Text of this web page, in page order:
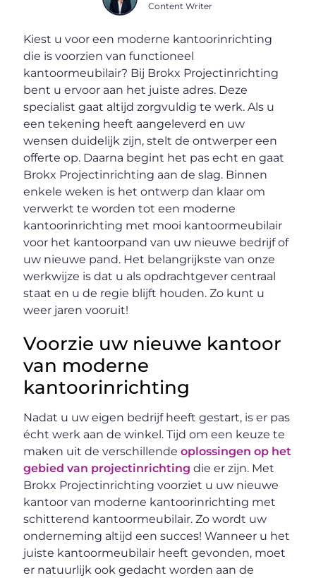
Content Writer
Kiest u voor een moderne kantoorinrichting
die is voorzien van functioneel
kantoormeubilair? Bij Brokx Projectinrichting
bent u ervoor aan het juiste adres. Deze
specialist gaat altijd zorgvuldig te werk. Als u
een tekening heeft aangeleverd en uw
wensen duidelijk zijn, stelt de ontwerper een
offerte op. Daarna begint het pas echt en gaat
Brokx Projectinrichting aan de slag. Binnen
enkele weken is het ontwerp dan klaar om
verwerkt te worden tot een moderne
kantoorinrichting met mooi kantoormeubilair
voor het kantoorpand van uw nieuwe bedrijf of
uw nieuwe pand. Het belangrijkste van onze
werkwijze is dat u als opdrachtgever centraal
staat en u de regie blijft houden. Zo kunt u
weer jaren vooruit!
Voorzie uw nieuwe kantoor
van moderne
kantoorinrichting
Nadat u uw eigen bedrijf heeft gestart, is er pas
écht werk aan de winkel. Tijd om een keuze te
maken uit de verschillendeoplossingen op het
gebied van projectinrichting die er zijn. Met
Brokx Projectinrichting voorziet u uw nieuwe
kantoor van moderne kantoorinrichting met
schitterend kantoormeubilair. Zo wordt uw
onderneming altijd een succes! Wanneer u het
juiste kantoormeubilair heeft gevonden, moet
er natuurlijk ook gedacht worden aan de